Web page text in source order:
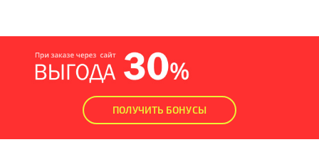
ПОЛУЧИТЬ БОНУСЫ